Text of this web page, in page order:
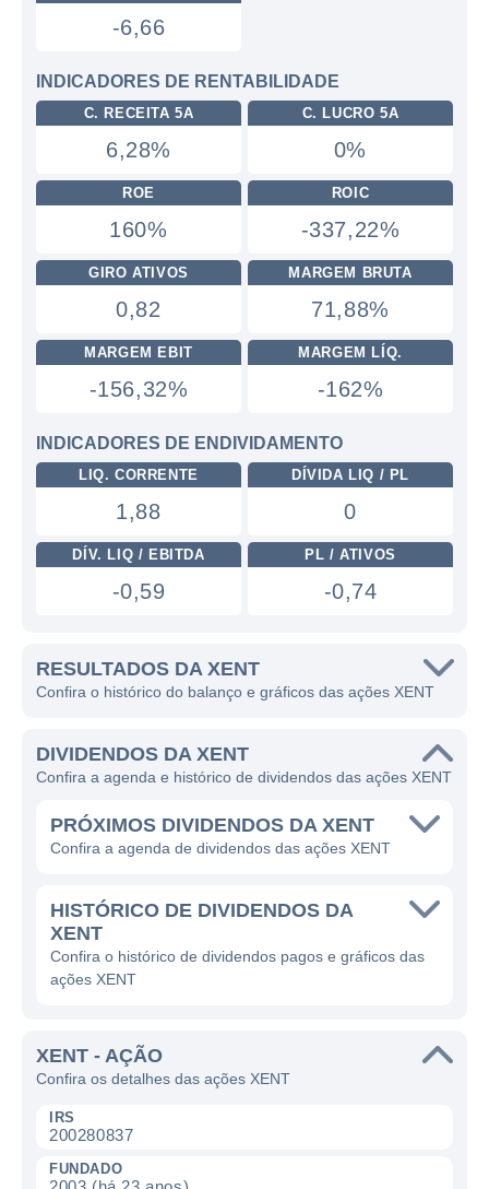
-6,66
INDICADORES DE RENTABILIDADE
C. RECEITA 5A
6,28%
C. LUCRO 5A
0%
ROE
160%
ROIC
-337,22%
GIRO ATIVOS
0,82
MARGEM BRUTA
71,88%
MARGEM EBIT
-156,32%
MARGEM LÍQ.
-162%
INDICADORES DE ENDIVIDAMENTO
LIQ. CORRENTE
1,88
DÍVIDA LIQ / PL
0
DÍV. LIQ / EBITDA
-0,59
PL / ATIVOS
-0,74
RESULTADOS DA XENT
Confira o histórico do balanço e gráficos das ações XENT
DIVIDENDOS DA XENT
Confira a agenda e histórico de dividendos das ações XENT
PRÓXIMOS DIVIDENDOS DA XENT
Confira a agenda de dividendos das ações XENT
HISTÓRICO DE DIVIDENDOS DA
XENT
Confira o histórico de dividendos pagos e gráficos das
ações XENT
XENT - AÇÃO
Confira os detalhes das ações XENT
IRS
200280837
FUNDADO